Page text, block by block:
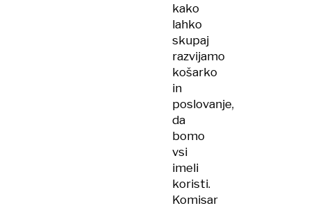
kako
lahko
skupaj
razvijamo
košarko
in
poslovanje,
da
bomo
vsi
imeli
koristi.
Komisar